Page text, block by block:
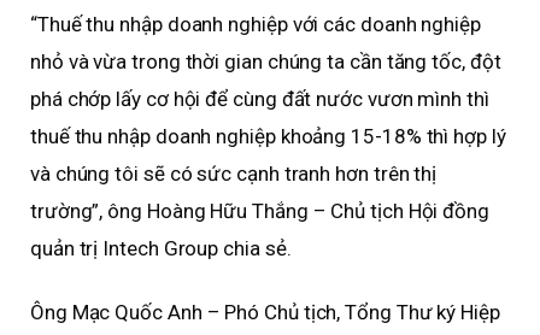
“Thuế thu nhập doanh nghiệp với các doanh nghiệp
nhỏ và vừa trong thời gian chúng ta cần tăng tốc, đột
phá chớp lấy cơ hội để cùng đất nước vươn mình thì
thuế thu nhập doanh nghiệp khoảng 15-18% thì hợp lý
và chúng tôi sẽ có sức cạnh tranh hơn trên thị
trường”, ông Hoàng Hữu Thắng – Chủ tịch Hội đồng
quản trị Intech Group chia sẻ.
Ông Mạc Quốc Anh – Phó Chủ tịch, Tổng Thư ký Hiệp